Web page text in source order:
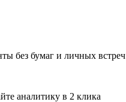
без бумаг и личных встреч
аналитику в 2 клика